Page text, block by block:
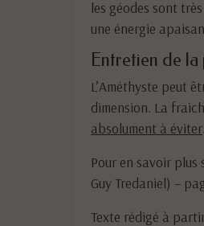
les géodes sont
une énergie
Entretien de la
L’Améthyste peut
dimension. La
absolument à éviter.
Pour en savoir plus
Guy Tredaniel) –
Texte rédigé à